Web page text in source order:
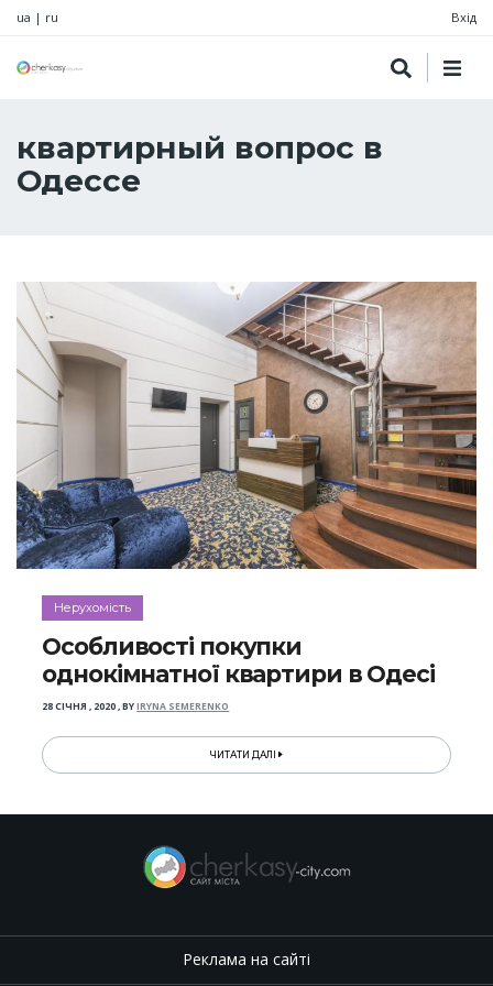
ua | ru Вхід
квартирный вопрос в
Одессе
Нерухомість
Особливості покупки
однокімнатної квартири в Одесі
28 СІЧНЯ , 2020,BYIRYNA SEMERENKO
ЧИТАТИ ДАЛІ
Реклама на сайті